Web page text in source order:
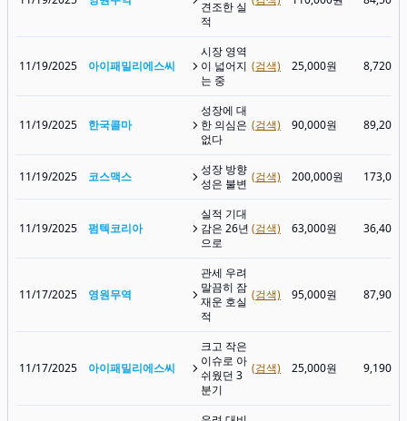
견조한 실
적
11/19/2025 아이패밀리에스씨
시장 영역
이 넓어지
는 중
(검색) 25,000원 8,720원
11/19/2025 한국콜마
성장에 대
한 의심은
없다
(검색) 90,000원 89,200
11/19/2025 코스맥스
성장 방향
성은 불변 (검색) 200,000원 173,000
11/19/2025 펌텍코리아
실적 기대
감은 26년
으로
(검색) 63,000원 36,400
11/17/2025 영원무역
관세 우려
말끔히 잠
재운 호실
적
(검색) 95,000원 87,900
11/17/2025 아이패밀리에스씨
크고 작은
이슈로 아
쉬웠던 3
분기
(검색) 25,000원 9,190원